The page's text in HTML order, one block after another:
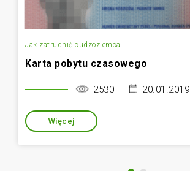
Jak zatrudnić cudzoziemca
Karta pobytu czasowego
2530 20.01.2019
Więcej